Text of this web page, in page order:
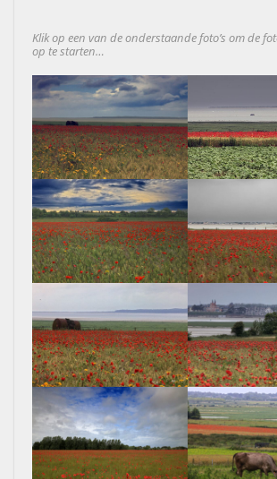
Klik op een van de onderstaande foto’s om de
op te starten…